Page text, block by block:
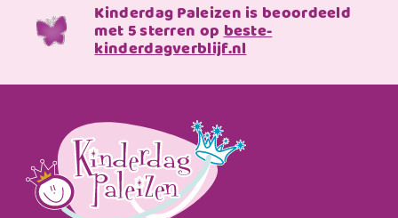
Kinderdag Paleizen is beoordeeld
met 5 sterren opbeste-
kinderdagverblijf.nl